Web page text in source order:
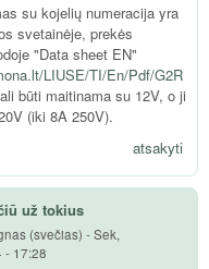
su kojelių numeracija yra
svetainėje, prekės
"Data sheet EN"
LIUSE/TI/En/Pdf/G2R
būti maitinama su 12V, o ji
(iki 8A 250V).
atsakyti
už tokius
(svečias) -Sek,
- 17:28